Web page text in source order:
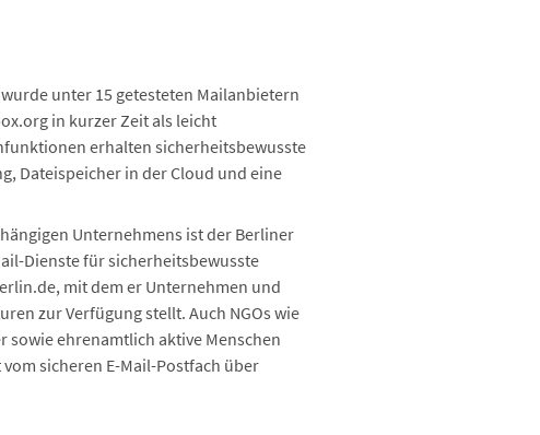
unter 15 getesteten Mailanbietern
in kurzer Zeit als leicht
erhalten sicherheitsbewusste
Dateispeicher in der Cloud und eine
Unternehmens ist der Berliner
Dienste für sicherheitsbewusste
mit dem er Unternehmen und
zur Verfügung stellt. Auch NGOs wie
sowie ehrenamtlich aktive Menschen
sicheren E-Mail-Postfach über